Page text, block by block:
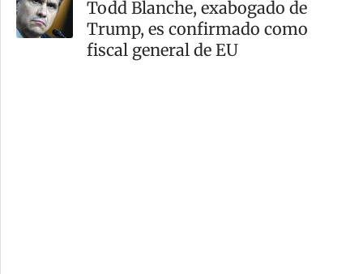
Todd Blanche, exabogado de
Trump, es confirmado como
fiscal general de EU